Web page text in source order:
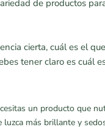
de productos
cierta, cuál es el
tener claro es cuál
un producto que
luzca más brillante y